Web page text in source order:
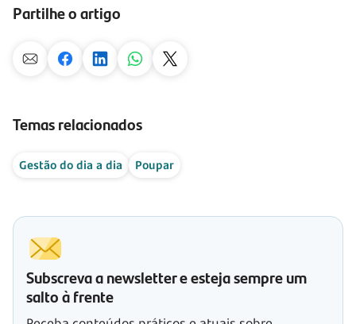
Partilhe o artigo
Temas relacionados
Gestão do dia a dia Poupar
Subscreva a newsletter e esteja sempre um
salto à frente